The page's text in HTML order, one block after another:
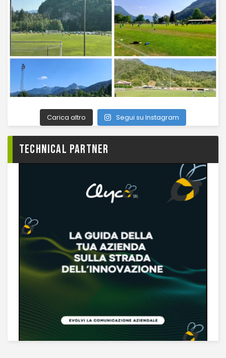
Carica altro Segui su Instagram
TECHNICAL PARTNER